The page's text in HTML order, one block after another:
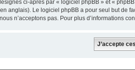
ci-après par « logiciel phpBB » et «
anglais). Le logiciel phpBB a pour seul but de
n’acceptons pas. Pour plus d’informations